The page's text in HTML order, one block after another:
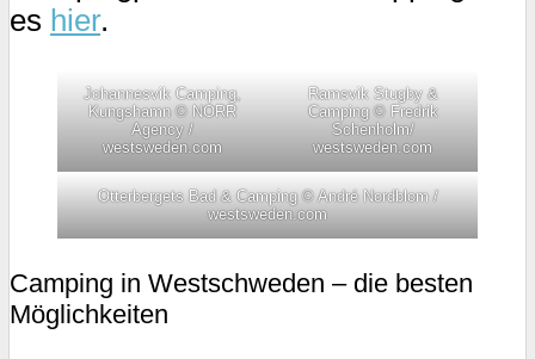
es hier.
Johannesvik Camping,
Kungshamn © NORR
Agency /
westsweden.com
Ramsvik Stugby &
Camping © Fredrik
Schenholm/
westsweden.com
Otterbergets Bad & Camping © André Nordblom /
westsweden.com
Camping in Westschweden – die besten
Möglichkeiten